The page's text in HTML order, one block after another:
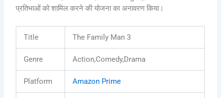
प्रतिभाओं को शामिल करने की योजना का अनावरण किया।
Title The Family Man 3
Genre Action,Comedy,Drama
Platform Amazon Prime